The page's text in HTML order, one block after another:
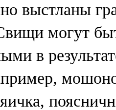
выстланы
могут
в
яичка,